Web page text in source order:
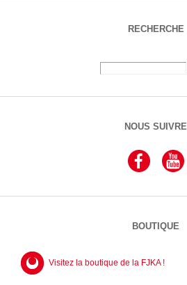
RECHERCHE
NOUS SUIVRE
BOUTIQUE
Visitez la boutique de la FJKA !